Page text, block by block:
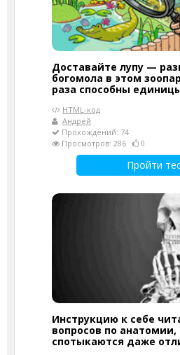
Доставайте лупу —
богомола в этом
раза способны
HTML-код
Андрей
Прохождений: 74
Просмотров: 286
0
Пройти
Инструкцию к себе
вопросов по
спотыкаются даже